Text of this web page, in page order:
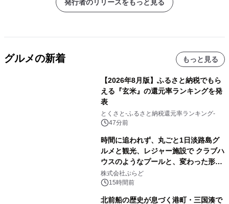
発行者のリリースをもっと見る
グルメの新着 もっと見る
【2026年8月版】ふるさと納税でもら
える『玄米』の還元率ランキングを発
表
とくさと-ふるさと納税還元率ランキング-
47分前
時間に追われず、丸ごと1日淡路島グ
ルメと観光、レジャー施設で クラブハ
ウスのようなプールと、変わった形の
サウナも 「THE BOXY AWAJI」のお
得な素泊まり連泊プランで
株式会社ぷらど
15時間前
北前船の歴史が息づく港町・三国湊で